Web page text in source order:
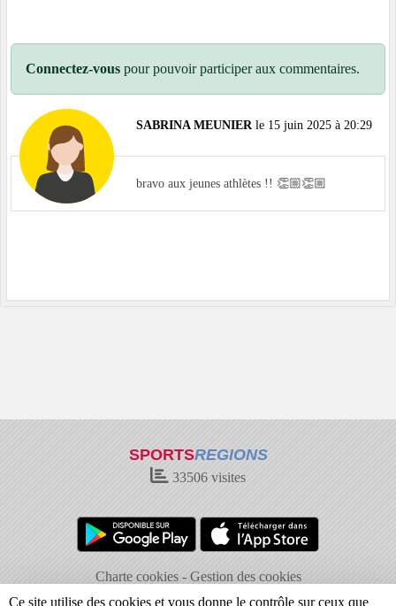
Connectez-vous pour pouvoir participer aux commentaires.
SABRINA MEUNIER le 15 juin 2025 à 20:29
bravo aux jeunes athlètes !! 👏🏼👏🏼
SPORTSREGIONS
33506 visites
Charte cookies
Gestion des cookies
Informations légales
Signaler un contenu inapproprié
Ce site utilise des cookies et vous donne le contrôle sur ceux que